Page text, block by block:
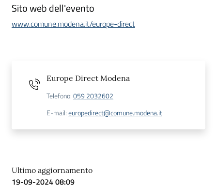
Sito web dell'evento
www.comune.modena.it/europe-direct
Europe Direct Modena
Telefono:059 2032602
E-mail:europedirect@comune.modena.it
Ultimo aggiornamento
19-09-2024 08:09